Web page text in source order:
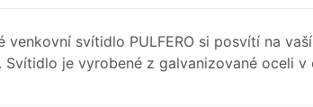
venkovní svítidlo PULFERO si posvítí na
Svítidlo je vyrobené z galvanizované oceli